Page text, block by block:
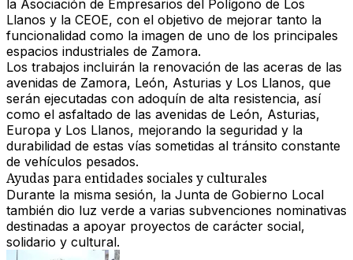
la Asociación de Empresarios del Polígono de Los
Llanos y la CEOE, con el objetivo de mejorar tanto la
funcionalidad como la imagen de uno de los principales
espacios industriales de Zamora.
Los trabajos incluirán la renovación de las aceras de las
avenidas de Zamora, León, Asturias y Los Llanos, que
serán ejecutadas con adoquín de alta resistencia, así
como el asfaltado de las avenidas de León, Asturias,
Europa y Los Llanos, mejorando la seguridad y la
durabilidad de estas vías sometidas al tránsito constante
de vehículos pesados.
Ayudas para entidades sociales y culturales
Durante la misma sesión, la Junta de Gobierno Local
también dio luz verde a varias subvenciones nominativas
destinadas a apoyar proyectos de carácter social,
solidario y cultural.